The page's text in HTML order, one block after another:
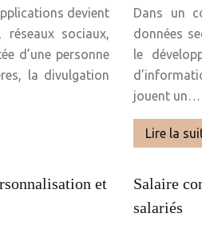
devient
réseaux sociaux,
d’une personne
la divulgation
Dans un
données
le
jouent un…
Lire la
et
Salaire
salariés